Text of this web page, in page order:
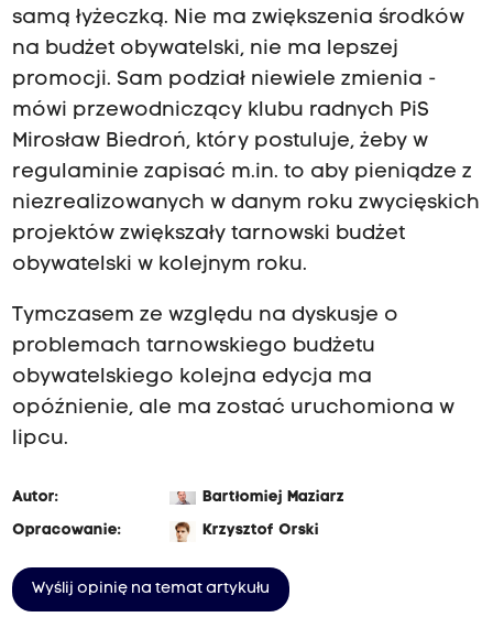
samą łyżeczką. Nie ma zwiększenia środków
na budżet obywatelski, nie ma lepszej
promocji. Sam podział niewiele zmienia -
mówi przewodniczący klubu radnych PiS
Mirosław Biedroń, który postuluje, żeby w
regulaminie zapisać m.in. to aby pieniądze z
niezrealizowanych w danym roku zwycięskich
projektów zwiększały tarnowski budżet
obywatelski w kolejnym roku.
Tymczasem ze względu na dyskusje o
problemach tarnowskiego budżetu
obywatelskiego kolejna edycja ma
opóźnienie, ale ma zostać uruchomiona w
lipcu.
Autor:
Bartłomiej Maziarz
Opracowanie:
Krzysztof Orski
Wyślij opinię na temat artykułu